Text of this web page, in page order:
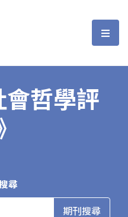
論 選
會哲學評
尋